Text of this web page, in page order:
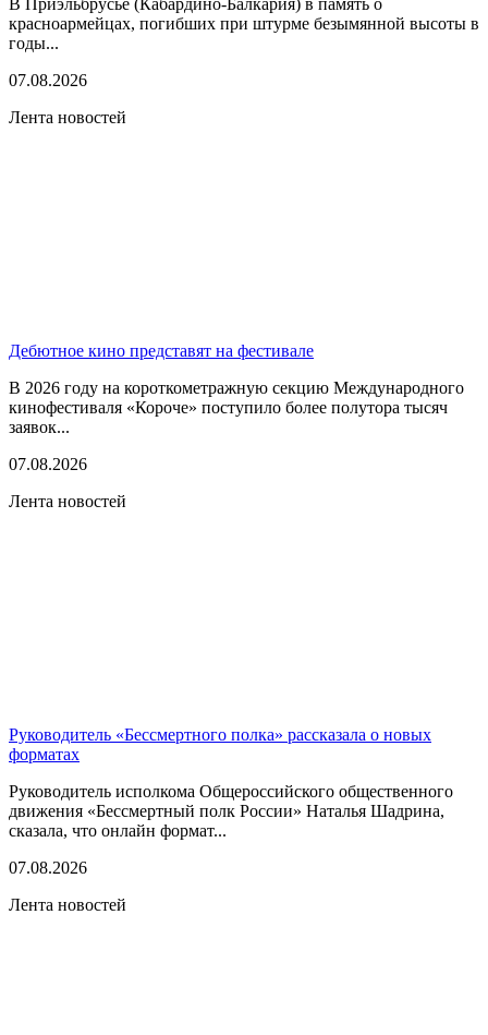
красноармейцах, погибших при штурме безымянной высоты в
годы...
07.08.2026
Лента новостей
Дебютное кино представят на фестивале
В 2026 году на короткометражную секцию Международного
кинофестиваля «Короче» поступило более полутора тысяч
заявок...
07.08.2026
Лента новостей
Руководитель «Бессмертного полка» рассказала о новых
форматах
Руководитель исполкома Общероссийского общественного
движения «Бессмертный полк России» Наталья Шадрина,
сказала, что онлайн формат...
07.08.2026
Лента новостей